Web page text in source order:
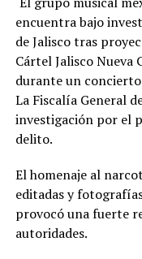
encuentra bajo
de Jalisco tras
Cártel Jalisco Nueva
durante un concierto
La Fiscalía General
investigación por el
delito.
El homenaje al
editadas y
provocó una fuerte
autoridades.